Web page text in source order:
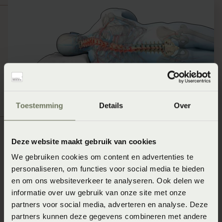
Toestemming Details Over
Deze website maakt gebruik van cookies
We gebruiken cookies om content en advertenties te
personaliseren, om functies voor social media te bieden
en om ons websiteverkeer te analyseren. Ook delen we
informatie over uw gebruik van onze site met onze
partners voor social media, adverteren en analyse. Deze
partners kunnen deze gegevens combineren met andere
Slapen op de buik
In de buikligging is het gebruikelijk dat de slaper zijn
handen onder het kussen schuift. Hierdoor komt de
schouder in een positie te liggen waarbij de bloedvaten
en zenuwen bekneld raken. Daarmee kan slaaphouding